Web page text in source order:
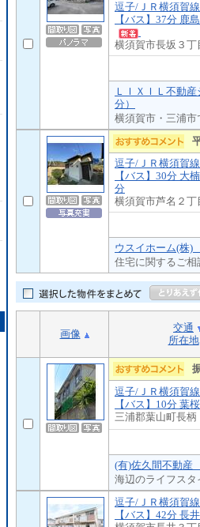
逗子/ＪＲ横須賀線
【バス】37分 鹿
横須賀市長坂３丁
ＬＩＸＩＬ不動
分）
横須賀市・三浦
逗子/ＪＲ横須賀線
【バス】30分 大
分
横須賀市芦名２丁
ウスイホーム(株)
住宅に関するご
画像
交通
所在地
逗子/ＪＲ横須賀線
【バス】10分 葉
三浦郡葉山町長柄
(有)佐久間不動産
海辺のライフス
逗子/ＪＲ横須賀線
【バス】42分 長